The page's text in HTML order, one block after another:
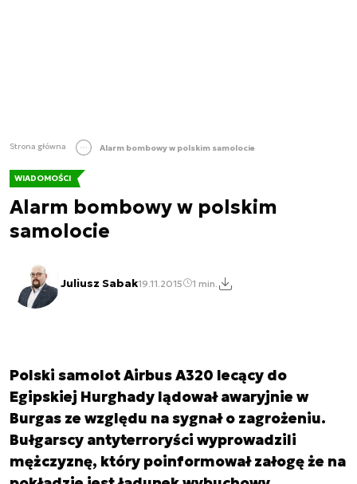
Strona główna Alarm bombowy w polskim samolocie
WIADOMOŚCI
Alarm bombowy w polskim
samolocie
Juliusz Sabak19.11.2015 1 min.
Polski samolot Airbus A320 lecący do
Egipskiej Hurghady lądował awaryjnie w
Burgas ze względu na sygnał o zagrożeniu.
Bułgarscy antyterroryści wyprowadzili
mężczyznę, który poinformował załogę że na